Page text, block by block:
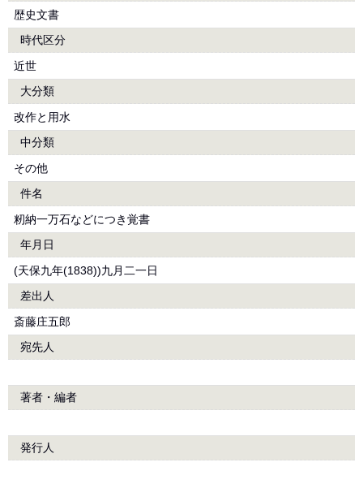
歴史文書
時代区分
近世
大分類
改作と用水
中分類
その他
件名
籾納一万石などにつき覚書
年月日
(天保九年(1838))九月二一日
差出人
斎藤庄五郎
宛先人
著者・編者
発行人